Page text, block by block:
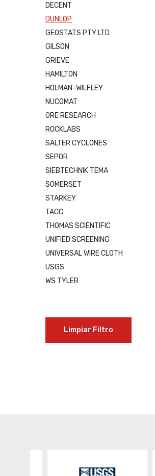
DECENT
DUNLOP
GEOSTATS PTY LTD
GILSON
GRIEVE
HAMILTON
HOLMAN-WILFLEY
NUCOMAT
ORE RESEARCH
ROCKLABS
SALTER CYCLONES
SEPOR
SIEBTECHNIK TEMA
SOMERSET
STARKEY
TACC
THOMAS SCIENTIFIC
UNIFIED SCREENING
UNIVERSAL WIRE CLOTH
USGS
WS TYLER
Limpiar Filtro